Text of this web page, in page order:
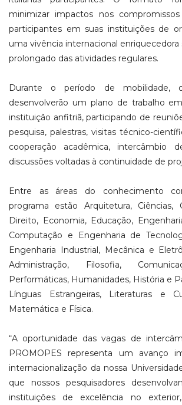
minimizar impactos nos
participantes em suas instituições de
uma vivência internacional
prolongado das atividades regulares.
Durante o período de mobilidade,
desenvolverão um plano de trabalho
instituição anfitriã, participando de
pesquisa, palestras, visitas técnico-
cooperação acadêmica, intercâmbio
discussões voltadas à continuidade de
Entre as áreas do conhecimento
programa estão Arquitetura, Ciências,
Direito, Economia, Educação,
Computação e Engenharia de
Engenharia Industrial, Mecânica e
Administração, Filosofia,
Performáticas, Humanidades, História e
Línguas Estrangeiras, Literaturas e
Matemática e Física.
“A oportunidade das vagas de
PROMOPES representa um avanço
internacionalização da nossa
que nossos pesquisadores
instituições de excelência no